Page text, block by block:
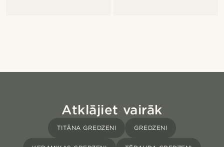
Atklājiet vairāk
TITĀNA GREDZENI GREDZENI